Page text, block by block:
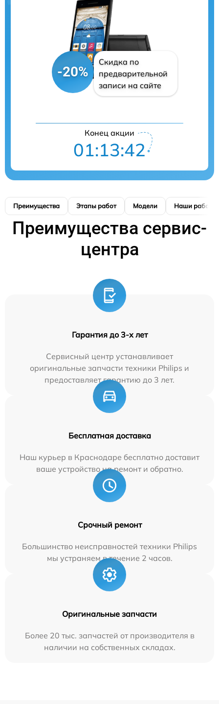
-20%
Скидка по
предварительной
записи на сайте
Конец акции
01:13:42
Преимущества Этапы работ Модели Наши работы
Преимущества сервис-
центра
Гарантия до 3-х лет
Сервисный центр устанавливает
оригинальные запчасти техники Philips и
предоставляет гарантию до 3 лет.
Бесплатная доставка
Наш курьер в Краснодаре бесплатно доставит
ваше устройство на ремонт и обратно.
Срочный ремонт
Большинство неисправностей техники Philips
мы устраняем в течение 2 часов.
Оригинальные запчасти
Более 20 тыс. запчастей от производителя в
наличии на собственных складах.